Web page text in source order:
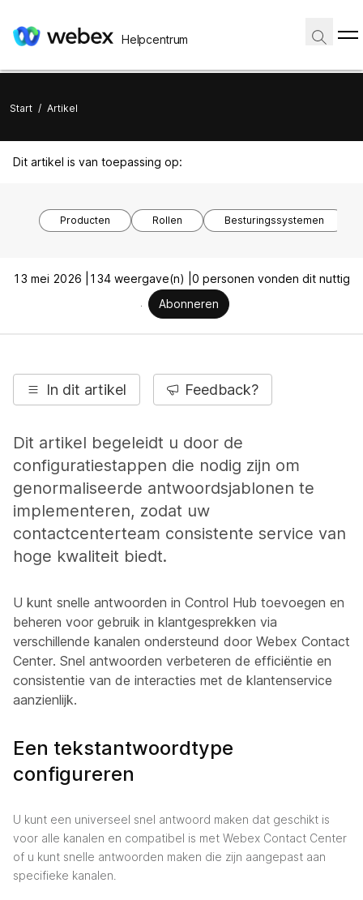
Helpcentrum
Start / Artikel
Dit artikel is van toepassing op:
Producten Rollen Besturingssystemen
13 mei 2026 | 134 weergave(n) | 0 personen vonden dit nuttig
Abonneren
In dit artikel Feedback?
Dit artikel begeleidt u door de
configuratiestappen die nodig zijn om
genormaliseerde antwoordsjablonen te
implementeren, zodat uw
contactcenterteam consistente service van
hoge kwaliteit biedt.
U kunt snelle antwoorden in Control Hub toevoegen en
beheren voor gebruik in klantgesprekken via
verschillende kanalen ondersteund door Webex Contact
Center. Snel antwoorden verbeteren de efficiëntie en
consistentie van de interacties met de klantenservice
aanzienlijk.
Een tekstantwoordtype
configureren
U kunt een universeel snel antwoord maken dat geschikt is
voor alle kanalen en compatibel is met Webex Contact Center
of u kunt snelle antwoorden maken die zijn aangepast aan
specifieke kanalen.